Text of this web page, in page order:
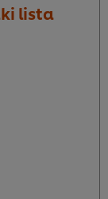
lista